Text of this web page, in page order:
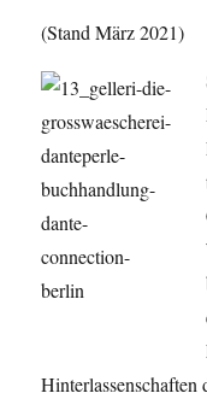
(Stand März 2021)
Hinterlassenschaften